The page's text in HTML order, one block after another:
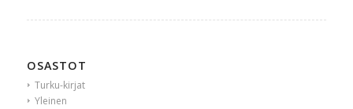
OSASTOT
Turku-kirjat
Yleinen